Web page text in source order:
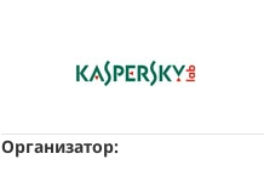
Организатор: